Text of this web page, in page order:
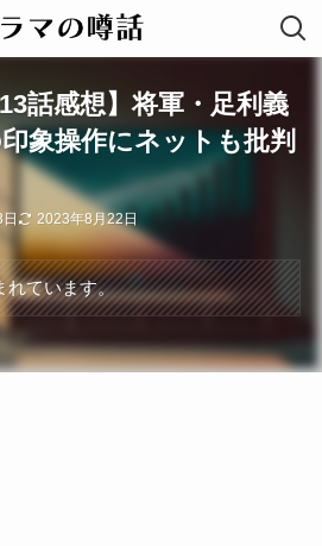
話感想】将軍・足利義
象操作にネットも批判
2023年8月22日
れています。